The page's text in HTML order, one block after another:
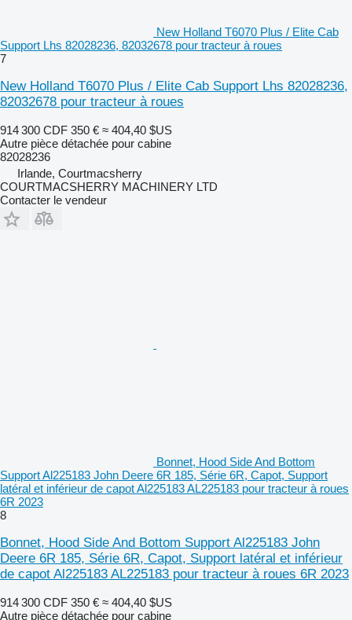
New Holland T6070 Plus / Elite Cab
Support Lhs 82028236, 82032678 pour tracteur à roues
7
New Holland T6070 Plus / Elite Cab Support Lhs 82028236,
82032678 pour tracteur à roues
914 300 CDF 350 € ≈ 404,40 $US
Autre pièce détachée pour cabine
82028236
Irlande, Courtmacsherry
COURTMACSHERRY MACHINERY LTD
Contacter le vendeur
Bonnet, Hood Side And Bottom
Support Al225183 John Deere 6R 185, Série 6R, Capot, Support
latéral et inférieur de capot Al225183 AL225183 pour tracteur à roues
6R 2023
8
Bonnet, Hood Side And Bottom Support Al225183 John
Deere 6R 185, Série 6R, Capot, Support latéral et inférieur
de capot Al225183 AL225183 pour tracteur à roues 6R 2023
914 300 CDF 350 € ≈ 404,40 $US
Autre pièce détachée pour cabine